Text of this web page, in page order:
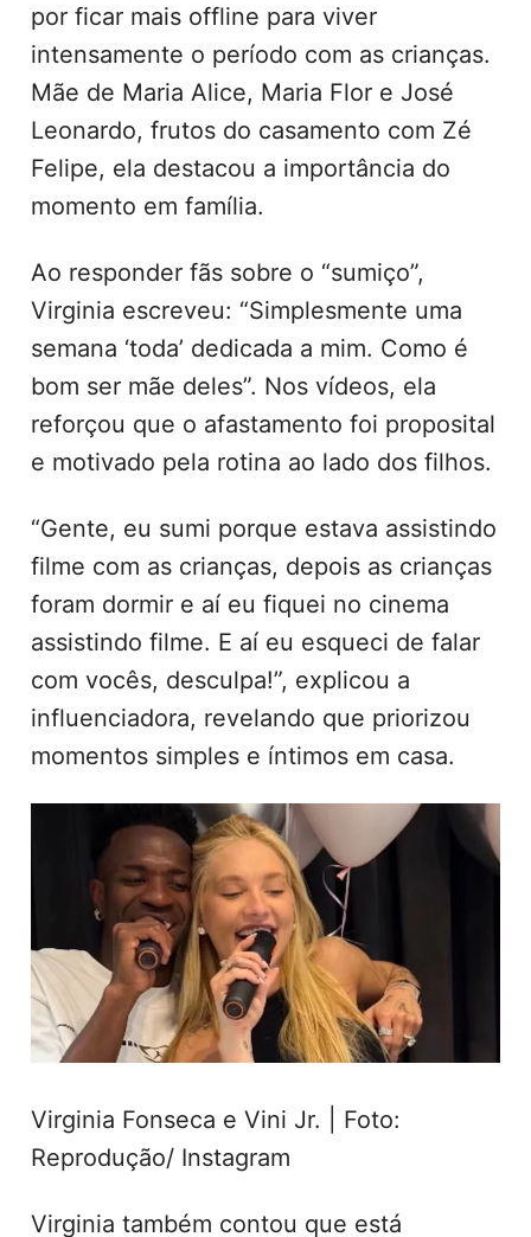
por ficar mais offline para viver
intensamente o período com as crianças.
Mãe de Maria Alice, Maria Flor e José
Leonardo, frutos do casamento com Zé
Felipe, ela destacou a importância do
momento em família.
Ao responder fãs sobre o “sumiço”,
Virginia escreveu: “Simplesmente uma
semana ‘toda’ dedicada a mim. Como é
bom ser mãe deles”. Nos vídeos, ela
reforçou que o afastamento foi proposital
e motivado pela rotina ao lado dos filhos.
“Gente, eu sumi porque estava assistindo
filme com as crianças, depois as crianças
foram dormir e aí eu fiquei no cinema
assistindo filme. E aí eu esqueci de falar
com vocês, desculpa!”, explicou a
influenciadora, revelando que priorizou
momentos simples e íntimos em casa.
Virginia Fonseca e Vini Jr. | Foto:
Reprodução/ Instagram
Virginia também contou que está